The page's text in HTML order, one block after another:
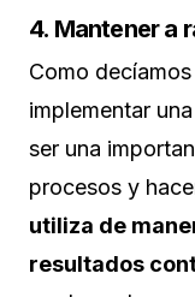
4. Mantener a
Como
implementar
ser una
procesos y
utiliza de
resultados